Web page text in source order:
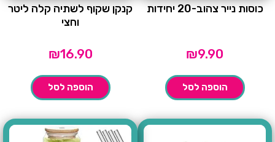
כוסות נייר צהוב-20 יחידות
₪9.90
הוספה לסל
קנקן שקוף לשתיה קלה ליטר
וחצי
₪16.90
הוספה לסל